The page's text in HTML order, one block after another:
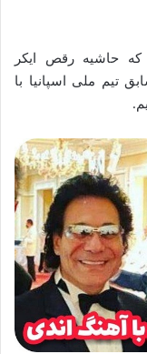
حاشیه رقص ایکر
تیم ملی اسپانیا با